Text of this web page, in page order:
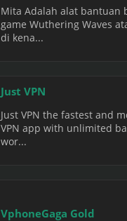
Mita Adalah alat bantuan
game Wuthering Waves
di kena...
Just VPN
Just VPN the fastest and
VPN app with unlimited
wor...
VphoneGaga Gold